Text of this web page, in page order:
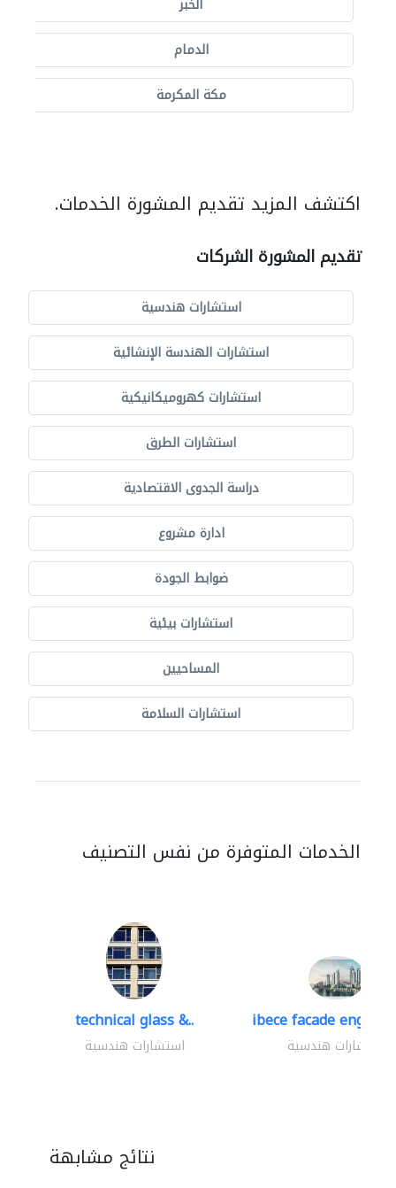
الخُبر
الدمام
مكة المكرمة
اكتشف المزيد تقديم المشورة الخدمات.
تقديم المشورة الشركات
استشارات هندسية
استشارات الهندسة الإنشائية
استشارات كهروميكانيكية
استشارات الطرق
دراسة الجدوى الاقتصادية
ادارة مشروع
ضوابط الجودة
استشارات بيئية
المساحيين
استشارات السلامة
الخدمات المتوفرة من نفس التصنيف
technical glass &..
استشارات هندسية
ibece facade
استشارات هندسية
نتائج مشابهة